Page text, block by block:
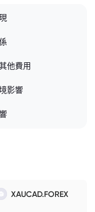
他費用
影響
XAUCAD.FOREX